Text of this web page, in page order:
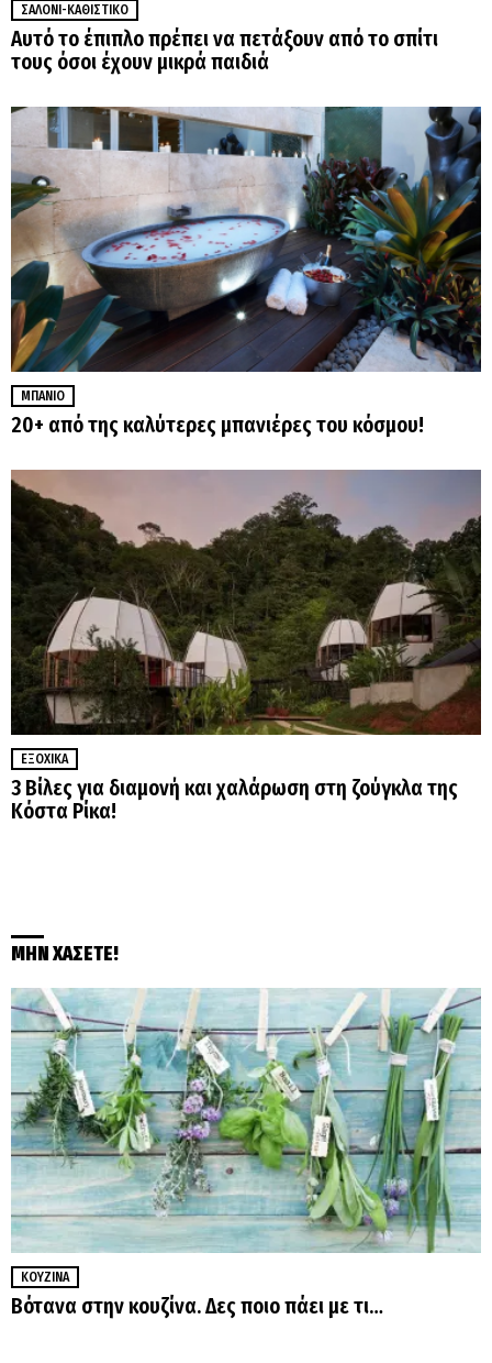
ΣΑΛΌΝΙ-ΚΑΘΙΣΤΙΚΌ
Αυτό το έπιπλο πρέπει να πετάξουν από το σπίτι
τους όσοι έχουν μικρά παιδιά
ΜΠΆΝΙΟ
20+ από της καλύτερες μπανιέρες του κόσμου!
ΕΞΟΧΙΚΆ
3 Βίλες για διαμονή και χαλάρωση στη ζούγκλα της
Κόστα Ρίκα!
ΜΗΝ ΧΑΣΕΤΕ!
ΚΟΥΖΊΝΑ
Βότανα στην κουζίνα. Δες ποιο πάει με τι…